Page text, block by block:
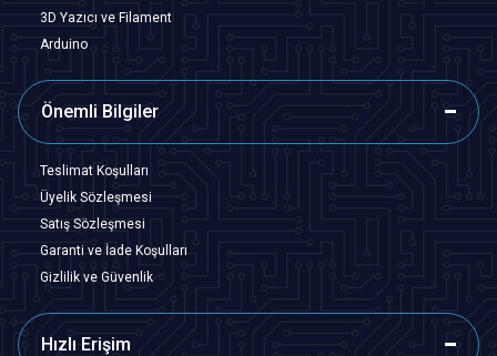
3D Yazıcı ve Filament
Arduino
Önemli Bilgiler
Teslimat Koşulları
Üyelik Sözleşmesi
Satış Sözleşmesi
Garanti ve İade Koşulları
Gizlilik ve Güvenlik
Hızlı Erişim